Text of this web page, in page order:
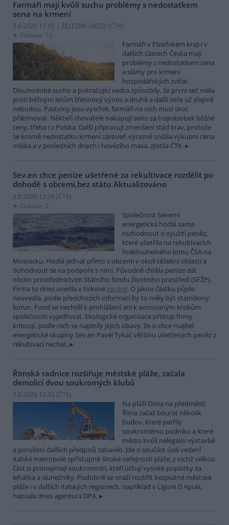
Farmáři mají kvůli suchu problémy s nedostatkem
sena na krmení
3.8.2026 15:55 | ŽELEZNÝ ÚJEZD (ČTK)
Diskuse: 12
Farmáři v Plzeňském kraji i v
dalších částech Česka mají
problémy s nedostatkem sena
a slámy pro krmení
hospodářských zvířat.
Dlouhodobé sucho a pokračující vedra způsobily, že první seč měla
proti běžným letům třetinový výnos a druhé a další seče už zřejmě
nebudou. Pastviny jsou vyschlé, farmáři na nich musí skot
přikrmovat. Někteří chovatelé nakupují seno za trojnásobek běžné
ceny, třeba i z Polska. Další připravují zmenšení stád krav, protože
se kromě nedostatku krmení zároveň výrazně snížila výkupní cena
mléka a v posledních dnech i hovězího masa, zjistila ČTK.
Sev.en chce peníze ušetřené za rekultivace rozdělit po
dohodě s obcemi,bez státu Aktualizováno
3.8.2026 12:35 (ČTK)
Diskuse: 2
Společnost Severní
energetická hodlá sama
rozhodnout o využití peněz,
které ušetřila na rekultivacích
hnědouhelného lomu ČSA na
Mostecku. Hodlá jednat přímo s obcemi v okolí těžební oblasti a
dohodnout se na podpoře s nimi. Původně chtěla peníze dát
obcím prostřednictvím Státního fondu životního prostředí (SFŽP).
Firma to dnes uvedla v tiskovézprávě. O jakou částku půjde,
neuvedla, podle předchozích informací by to měly být stamiliony
korun. Fond se nechtěl k prohlášení ani k avizovaným krokům
společnosti vyjadřovat. Ekologické organizace přístup firmy
kritizují, podle nich se naplnily jejich obavy, že si chce majitel
energetické skupiny Sev.en Pavel Tykač většinu ušetřených peněz z
rekultivací nechat.
Římská radnice rozšiřuje městské pláže, začala
demolicí dvou soukromých klubů
3.8.2026 12:32 (ČTK)
Na pláži Ostia na předměstí
Říma začali bourat několik
budov, které patřily
soukromému podniku a které
město kvůli nelegální výstavbě
a porušení dalších předpisů zabavilo. Jde o součást úsilí vedení
italské metropole zpřístupnit široké veřejnosti pláže, z nichž velkou
část si pronajímají soukromníci, kteří účtují vysoké poplatky za
lehátka a slunečníky. Podobně se snaží rozšířit bezplatné městské
pláže i v dalších italských regionech, například v Ligurii či Apulii,
napsala dnes agentura DPA.